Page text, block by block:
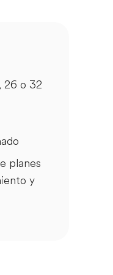
26 o 32
planes
y